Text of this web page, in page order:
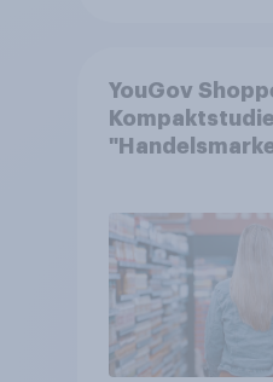
YouGov
Kompaktstudie